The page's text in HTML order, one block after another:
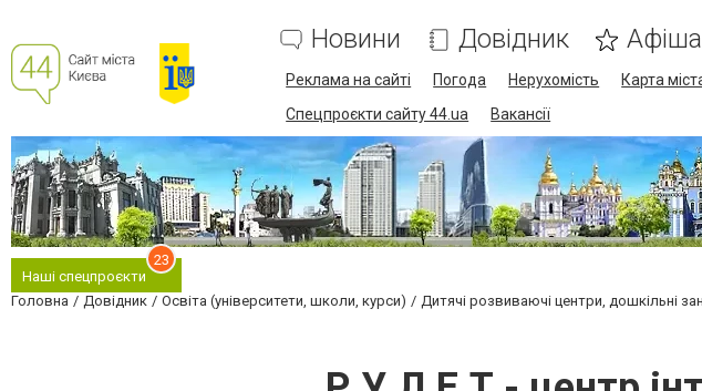
Новини Довідник Афіша
Реклама на сайті Погода Нерухомість Карта
Спецпроєкти сайту 44.ua
Вакансії
Наші спецпроєкти
23
Головна Довідник Освіта (університети, школи, курси) Дитячі розвиваючі центри, дошкільні